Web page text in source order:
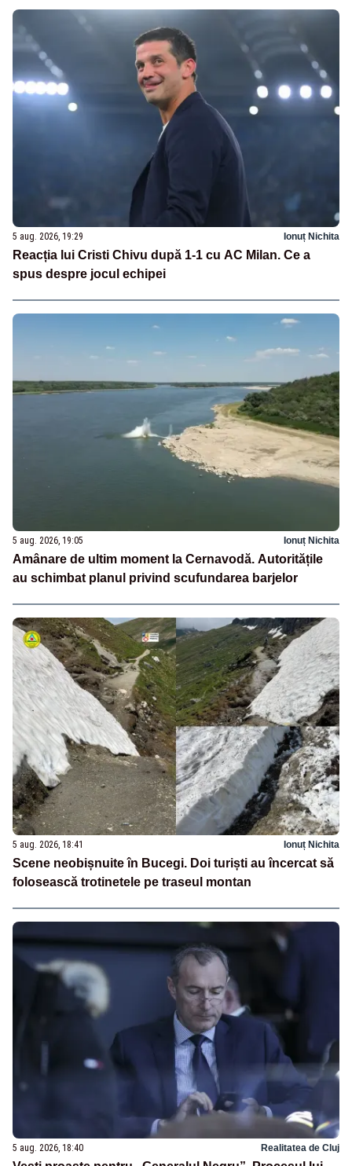
5 aug. 2026, 19:29 Ionuț Nichita
Reacția lui Cristi Chivu după 1-1 cu AC Milan. Ce a
spus despre jocul echipei
5 aug. 2026, 19:05 Ionuț Nichita
Amânare de ultim moment la Cernavodă. Autoritățile
au schimbat planul privind scufundarea barjelor
5 aug. 2026, 18:41 Ionuț Nichita
Scene neobișnuite în Bucegi. Doi turiști au încercat să
folosească trotinetele pe traseul montan
5 aug. 2026, 18:40 Realitatea de Cluj